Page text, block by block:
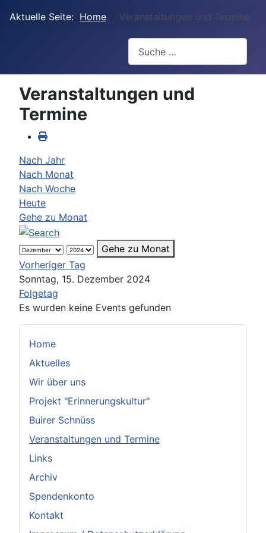
Aktuelle Seite: Home Veranstaltungen und Termine
Home
Aktuelles
Wir über uns
Projekt "Erinnerungskultur"
Buirer Schnüss
Veranstaltungen und Termine
Links
Archiv
Spendenkonto
Kontakt
Veranstaltungen und
Termine
Nach Jahr
Nach Monat
Nach Woche
Heute
Gehe zu Monat
Gehe zu Monat
Vorheriger Tag
Sonntag, 15. Dezember 2024
Folgetag
Es wurden keine Events gefunden